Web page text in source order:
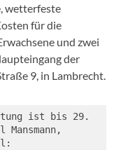
wetterfeste
für die
und zwei
der
9, in Lambrecht.
ist bis 29.